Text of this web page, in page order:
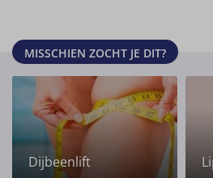
MISSCHIEN ZOCHT JE DIT?
Dijbeenlift